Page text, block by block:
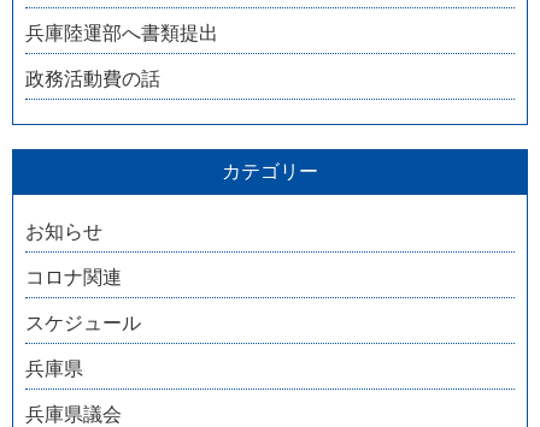
兵庫陸運部へ書類提出
政務活動費の話
カテゴリー
お知らせ
コロナ関連
スケジュール
兵庫県
兵庫県議会